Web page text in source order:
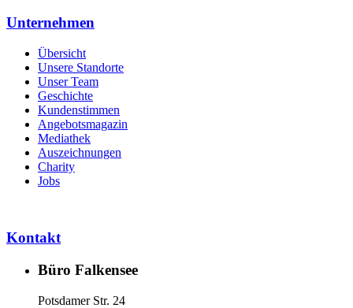
Unternehmen
Übersicht
Unsere Standorte
Unser Team
Geschichte
Kundenstimmen
Angebotsmagazin
Mediathek
Auszeichnungen
Charity
Jobs
Kontakt
Büro Falkensee
Potsdamer Str. 24